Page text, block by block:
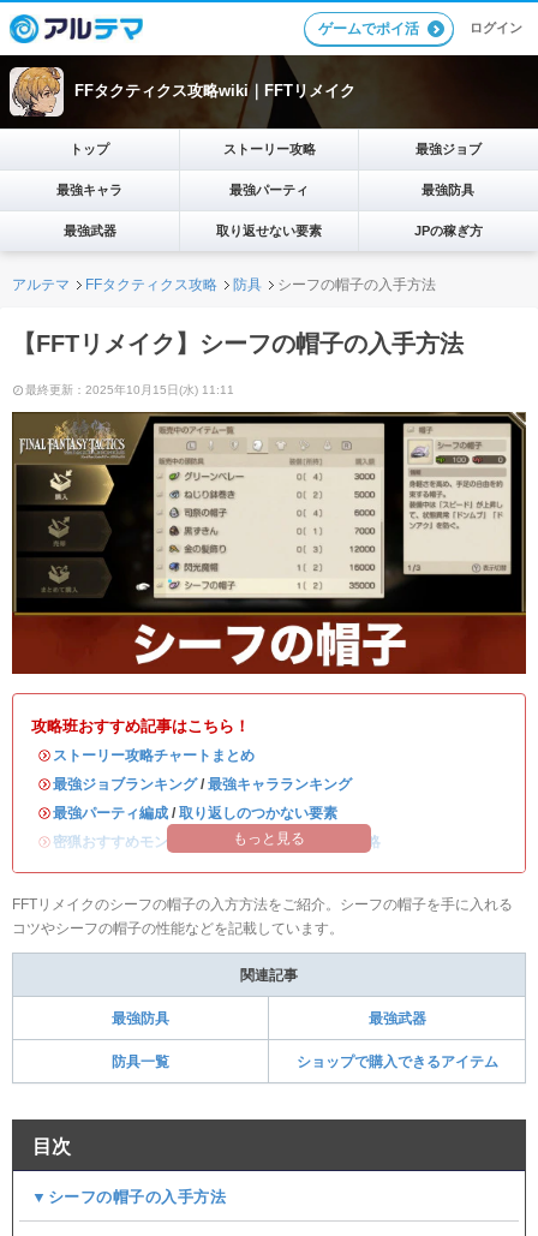
ゲームでポイ活 ログイン
FFタクティクス攻略wiki｜FFTリメイク
トップ ストーリー攻略 最強ジョブ
最強キャラ 最強パーティ 最強防具
最強武器 取り返せない要素 JPの稼ぎ方
アルテマ FFタクティクス攻略 防具 シーフの帽子の入手方法
【FFTリメイク】シーフの帽子の入手方法
最終更新：2025年10月15日(水) 11:11
攻略班おすすめ記事はこちら！
・ ストーリー攻略チャートまとめ
・最強ジョブランキング/ 最強キャラランキング
・最強パーティ編成 / 取り返しのつかない要素
・ 密猟おすすめモンスター ディープダンジョン攻略
もっと見る
FFTリメイクのシーフの帽子の入方方法をご紹介。シーフの帽子を手に入れる
コツやシーフの帽子の性能などを記載しています。
関連記事
最強防具 最強武器
防具一覧 ショップで購入できるアイテム
目次
▼シーフの帽子の入手方法